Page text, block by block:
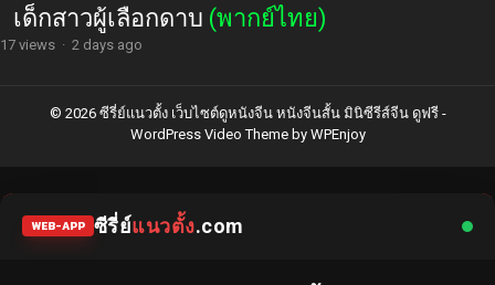
เด็กสาวผู้เลือกดาบ (พากย์ไทย)
17 views · 2 days ago
© 2026 ซีรี่ย์แนวตั้ง เว็บไซต์ดูหนังจีน หนังจีนสั้น มินิซีรีส์จีน ดูฟรี -
WordPress Video Themeby WPEnjoy
WEB-APP ซีรี่ย์แนวตั้ง.com